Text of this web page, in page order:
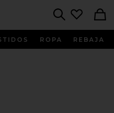
ROPA REBAJA